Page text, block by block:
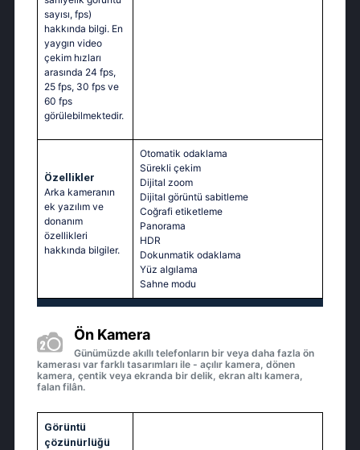
sayısı, fps)
hakkında bilgi. En
yaygın video
çekim hızları
arasında 24 fps,
25 fps, 30 fps ve
60 fps
görülebilmektedir.
Özellikler
Arka kameranın
ek yazılım ve
donanım
özellikleri
hakkında bilgiler.
Otomatik odaklama
Sürekli çekim
Dijital zoom
Dijital görüntü sabitleme
Coğrafi etiketleme
Panorama
HDR
Dokunmatik odaklama
Yüz algılama
Sahne modu
Ön Kamera
Günümüzde akıllı telefonların bir veya daha fazla ön
kamerası var farklı tasarımları ile - açılır kamera, dönen
kamera, çentik veya ekranda bir delik, ekran altı kamera,
falan filân.
Görüntü
çözünürlüğü